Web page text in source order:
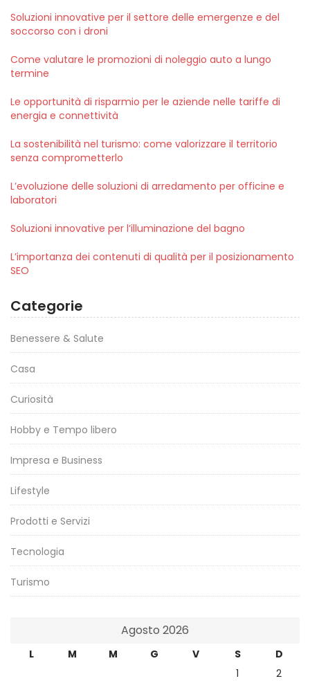
Soluzioni innovative per il settore delle emergenze e del
soccorso con i droni
Come valutare le promozioni di noleggio auto a lungo
termine
Le opportunità di risparmio per le aziende nelle tariffe di
energia e connettività
La sostenibilità nel turismo: come valorizzare il territorio
senza comprometterlo
L’evoluzione delle soluzioni di arredamento per officine e
laboratori
Soluzioni innovative per l’illuminazione del bagno
L’importanza dei contenuti di qualità per il posizionamento
SEO
Categorie
Benessere & Salute
Casa
Curiosità
Hobby e Tempo libero
Impresa e Business
Lifestyle
Prodotti e Servizi
Tecnologia
Turismo
Agosto 2026
L M M G V S
D
1
2